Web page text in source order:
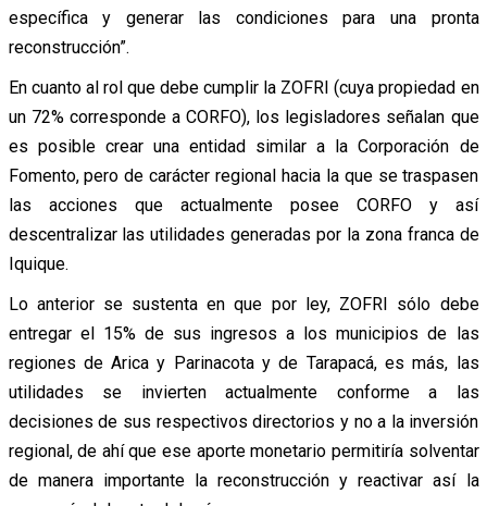
específica y generar las condiciones para una pronta
reconstrucción”.
En cuanto al rol que debe cumplir la ZOFRI (cuya propiedad en
un 72% corresponde a CORFO), los legisladores señalan que
es posible crear una entidad similar a la Corporación de
Fomento, pero de carácter regional hacia la que se traspasen
las acciones que actualmente posee CORFO y así
descentralizar las utilidades generadas por la zona franca de
Iquique.
Lo anterior se sustenta en que por ley, ZOFRI sólo debe
entregar el 15% de sus ingresos a los municipios de las
regiones de Arica y Parinacota y de Tarapacá, es más, las
utilidades se invierten actualmente conforme a las
decisiones de sus respectivos directorios y no a la inversión
regional, de ahí que ese aporte monetario permitiría solventar
de manera importante la reconstrucción y reactivar así la